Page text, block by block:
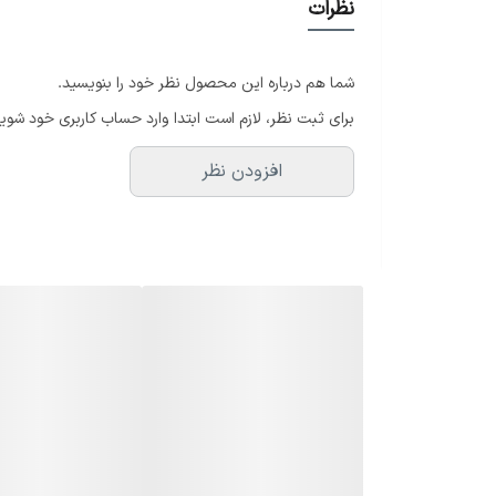
✔ دارای چراغ روی بدنه دستگاه جهت استفاده در محیط
✔ موتور بزرگ و تمام مس
✔ کیفیت عالی
نظرات
شما هم درباره این محصول نظر خود را بنویسید.
برای ثبت نظر، لازم است ابتدا وارد حساب کاربری خود
افزودن نظر